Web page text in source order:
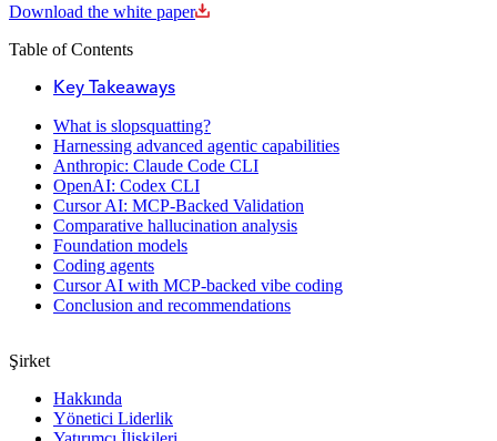
Download the white paper
Table of Contents
Key Takeaways
What is slopsquatting?
Harnessing advanced agentic capabilities
Anthropic: Claude Code CLI
OpenAI: Codex CLI
Cursor AI: MCP-Backed Validation
Comparative hallucination analysis
Foundation models
Coding agents
Cursor AI with MCP-backed vibe coding
Conclusion and recommendations
Şirket
Hakkında
Yönetici Liderlik